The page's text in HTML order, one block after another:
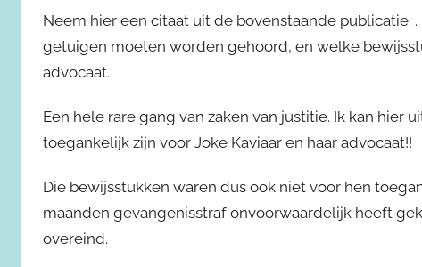
Neem hier een citaat uit de bovenstaande publicatie:
getuigen moeten worden gehoord, en welke
advocaat.
Een hele rare gang van zaken van justitie. Ik kan hier
toegankelijk zijn voor Joke Kaviaar en haar advocaat!!
Die bewijsstukken waren dus ook niet voor hen
maanden gevangenisstraf onvoorwaardelijk heeft
overeind.